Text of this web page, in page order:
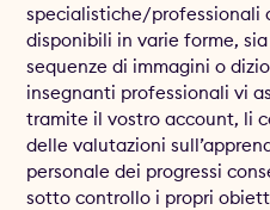
specialistiche/professionali
disponibili in varie forme,
sequenze di immagini o
insegnanti professionali vi
tramite il vostro account, li
delle valutazioni
personale dei progressi
sotto controllo i propri